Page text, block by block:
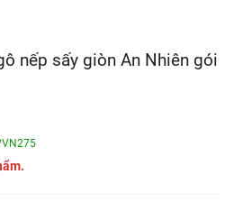
nếp sấy giòn An Nhiên gói